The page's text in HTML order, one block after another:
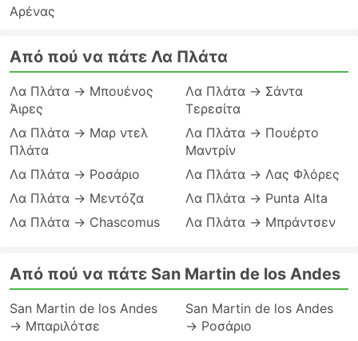
Αρένας
Από πού να πάτε Λα Πλάτα
Λα Πλάτα → Μπουένος
Άιρες
Λα Πλάτα → Μαρ ντελ
Πλάτα
Λα Πλάτα → Ροσάριο
Λα Πλάτα → Μεντόζα
Λα Πλάτα → Chascomus
Λα Πλάτα → Σάντα
Τερεσίτα
Λα Πλάτα → Πουέρτο
Μαντρίν
Λα Πλάτα → Λας Φλόρες
Λα Πλάτα → Punta Alta
Λα Πλάτα → Μπράντσεν
Από πού να πάτε San Martin de los Andes
San Martin de los Andes
→ Μπαριλότσε
San Martin de los Andes
→ Ροσάριο